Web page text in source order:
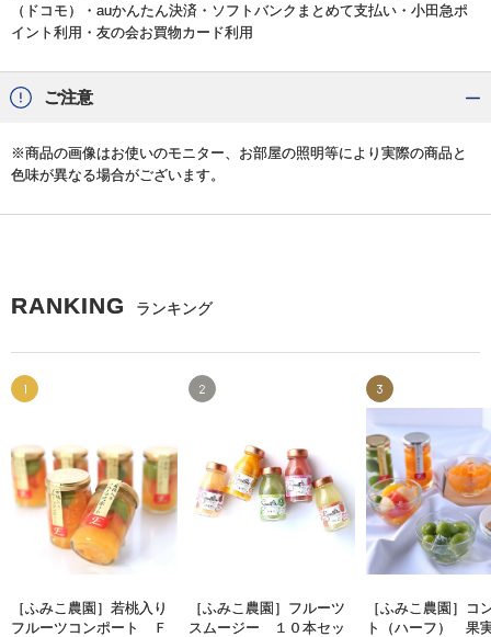
（ドコモ）・auかんたん決済・ソフトバンクまとめて支払い・小田急ポ
イント利用・友の会お買物カード利用
ご注意
※商品の画像はお使いのモニター、お部屋の照明等により実際の商品と
色味が異なる場合がございます。
RANKING ランキング
1
［ふみこ農園］若桃入り
フルーツコンポート Ｆ
2
［ふみこ農園］フルーツ
スムージー １０本セッ
3
［ふみこ農園］コ
ト（ハーフ） 果